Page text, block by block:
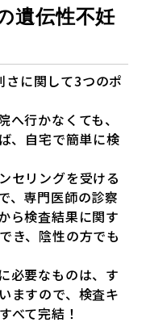
遺伝性不妊
に関して3つのポ
行かなくても、
、自宅で簡単に検
セリングを受ける
、専門医師の診察
ら検査結果に関す
き、陰性の方でも
必要なものは、す
ますので、検査キ
べて完結！